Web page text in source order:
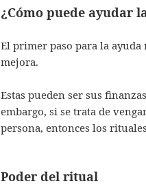
¿Cómo puede ayudar
El primer paso para la ayuda
mejora.
Estas pueden ser sus
embargo, si se trata de
persona, entonces los
Poder del ritual